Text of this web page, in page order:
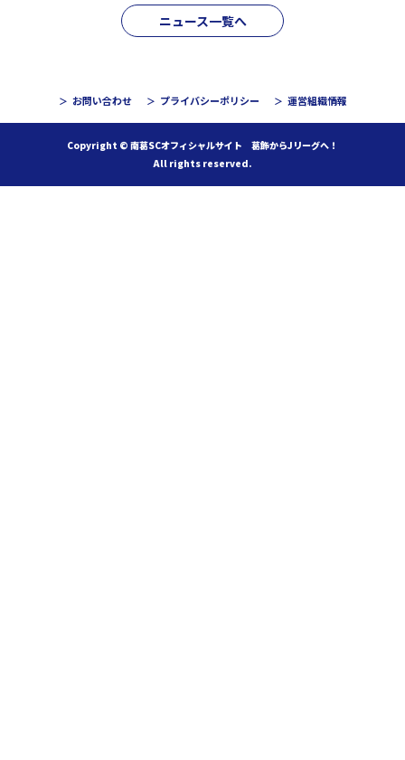
ニュース一覧へ
お問い合わせ プライバシーポリシー 運営組織情報
Copyright © 南葛SCオフィシャルサイト 葛飾からJリーグへ！
All rights reserved.